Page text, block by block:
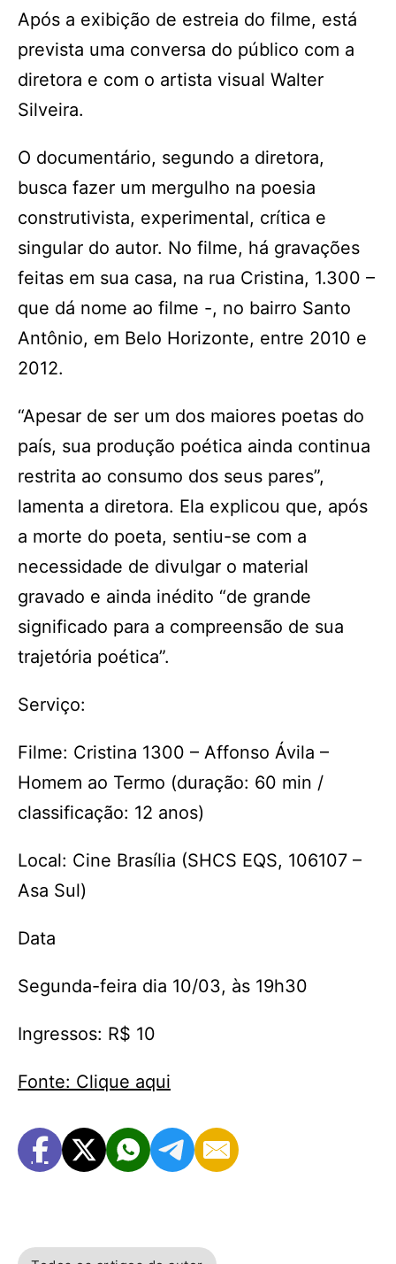
Após a exibição de estreia do filme, está
prevista uma conversa do público com a
diretora e com o artista visual Walter
Silveira.
O documentário, segundo a diretora,
busca fazer um mergulho na poesia
construtivista, experimental, crítica e
singular do autor. No filme, há gravações
feitas em sua casa, na rua Cristina, 1.300 –
que dá nome ao filme -, no bairro Santo
Antônio, em Belo Horizonte, entre 2010 e
2012.
“Apesar de ser um dos maiores poetas do
país, sua produção poética ainda continua
restrita ao consumo dos seus pares”,
lamenta a diretora. Ela explicou que, após
a morte do poeta, sentiu-se com a
necessidade de divulgar o material
gravado e ainda inédito “de grande
significado para a compreensão de sua
trajetória poética”.
Serviço:
Filme: Cristina 1300 – Affonso Ávila –
Homem ao Termo (duração: 60 min /
classificação: 12 anos)
Local: Cine Brasília (SHCS EQS, 106107 –
Asa Sul)
Data
Segunda-feira dia 10/03, às 19h30
Ingressos: R$ 10
Fonte: Clique aqui